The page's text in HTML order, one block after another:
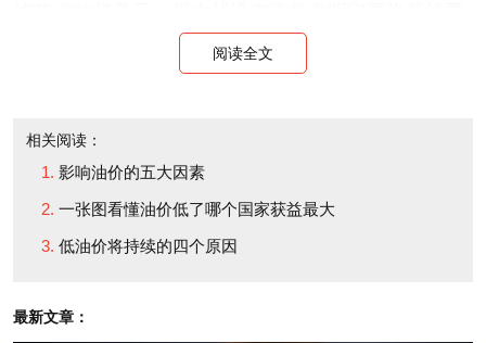
价格。而某些航空公司，最著名的要数美国航空，它
师：“我们相信2015年将会是另外一个记录之年。”
可以说，机票没有下降的主要原因是：在许多航线
上，大型航空公司之间现在都缺乏有意义的竞争。在
阅读全文
相关阅读：
影响油价的五大因素
一张图看懂油价低了哪个国家获益最大
低油价将持续的四个原因
最新文章：